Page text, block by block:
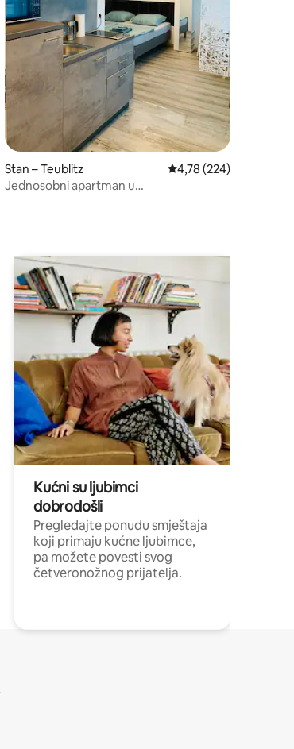
Stan – Teublitz Prosječna ocjena:
4,78 (224)
Jednosobni apartman u
Kućni su ljubimci
dobrodošli
Pregledajte ponudu smještaja
koji primaju kućne ljubimce,
pa možete povesti svog
četveronožnog prijatelja.